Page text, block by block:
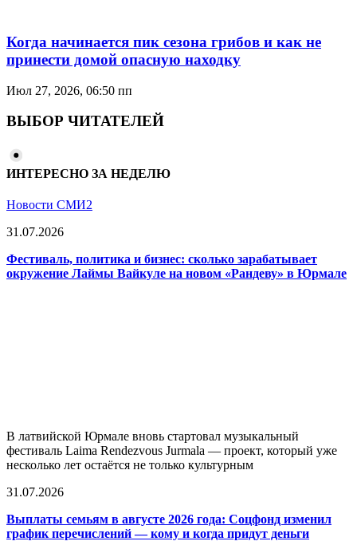
Когда начинается пик сезона грибов и как не
принести домой опасную находку
Июл 27, 2026, 06:50 пп
ВЫБОР ЧИТАТЕЛЕЙ
ИНТЕРЕСНО ЗА НЕДЕЛЮ
Новости СМИ2
31.07.2026
Фестиваль, политика и бизнес: сколько зарабатывает
окружение Лаймы Вайкуле на новом «Рандеву» в Юрмале
В латвийской Юрмале вновь стартовал музыкальный
фестиваль Laima Rendezvous Jurmala — проект, который уже
несколько лет остаётся не только культурным
31.07.2026
Выплаты семьям в августе 2026 года: Соцфонд изменил
график перечислений — кому и когда придут деньги